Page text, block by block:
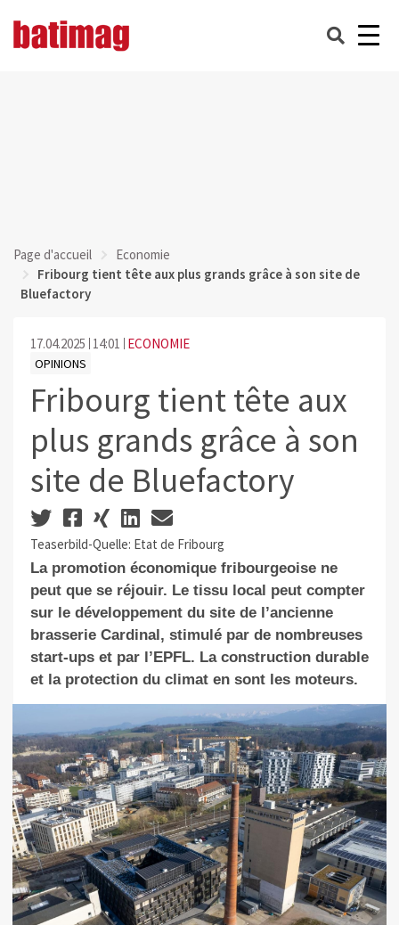
Page d'accueil
Economie
Fribourg tient tête aux plus grands grâce à son site de
Bluefactory
17.04.2025 14:01 ECONOMIE
OPINIONS
Fribourg tient tête aux
plus grands grâce à son
site de Bluefactory
Teaserbild-Quelle: Etat de Fribourg
La promotion économique fribourgeoise ne
peut que se réjouir. Le tissu local peut compter
sur le développement du site de l’ancienne
brasserie Cardinal, stimulé par de nombreuses
start-ups et par l’EPFL. La construction durable
et la protection du climat en sont les moteurs.